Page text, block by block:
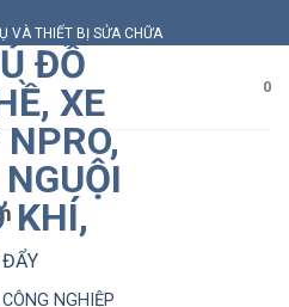
VÀ THIẾT BỊ SỬA CHỮA
0
ĐẨY
NGHIỆP